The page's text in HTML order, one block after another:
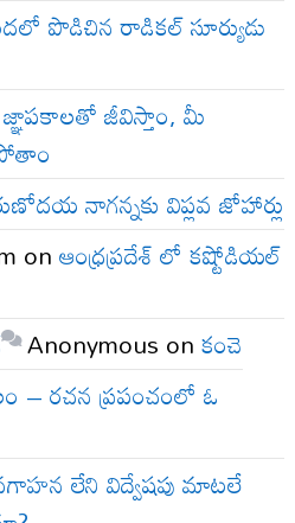
పొడిచిన రాడికల్ సూర్యుడు
జీవిస్తాం, మీ
నాగన్నకు విప్లవ జోహార్లు
onఆంధ్రప్రదేశ్ లో కష్టోడియల్
Anonymous onకంచె
– రచన ప్రపంచంలో ఓ
లేని విద్వేషపు మాటలే